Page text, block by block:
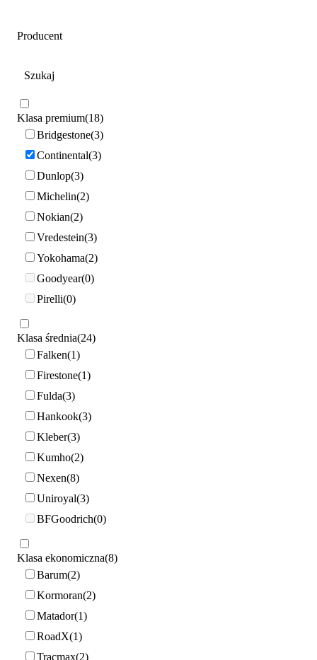
Producent
Klasa premium 18
Bridgestone 3
Continental 3
Dunlop 3
Michelin 2
Nokian 2
Vredestein 3
Yokohama 2
Goodyear 0
Pirelli 0
Klasa średnia 24
Falken 1
Firestone 1
Fulda 3
Hankook 3
Kleber 3
Kumho 2
Nexen 8
Uniroyal 3
BFGoodrich 0
Klasa ekonomiczna 8
Barum 2
Kormoran 2
Matador 1
RoadX 1
Tracmax 2